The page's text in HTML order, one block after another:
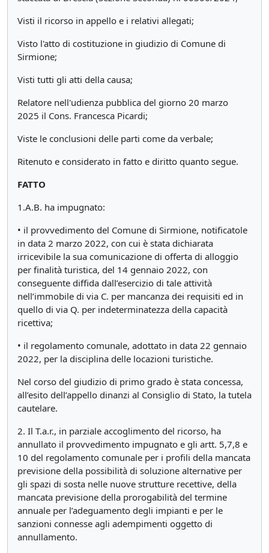
Visti il ricorso in appello e i relativi allegati;
Visto l'atto di costituzione in giudizio di Comune di
Sirmione;
Visti tutti gli atti della causa;
Relatore nell'udienza pubblica del giorno 20 marzo
2025 il Cons. Francesca Picardi;
Viste le conclusioni delle parti come da verbale;
Ritenuto e considerato in fatto e diritto quanto segue.
FATTO
1.A.B. ha impugnato:
• il provvedimento del Comune di Sirmione, notificatole
in data 2 marzo 2022, con cui è stata dichiarata
irricevibile la sua comunicazione di offerta di alloggio
per finalità turistica, del 14 gennaio 2022, con
conseguente diffida dall’esercizio di tale attività
nell’immobile di via C. per mancanza dei requisiti ed in
quello di via Q. per indeterminatezza della capacità
ricettiva;
• il regolamento comunale, adottato in data 22 gennaio
2022, per la disciplina delle locazioni turistiche.
Nel corso del giudizio di primo grado è stata concessa,
all’esito dell’appello dinanzi al Consiglio di Stato, la tutela
cautelare.
2. Il T.a.r., in parziale accoglimento del ricorso, ha
annullato il provvedimento impugnato e gli artt. 5,7,8 e
10 del regolamento comunale per i profili della mancata
previsione della possibilità di soluzione alternative per
gli spazi di sosta nelle nuove strutture recettive, della
mancata previsione della prorogabilità del termine
annuale per l’adeguamento degli impianti e per le
sanzioni connesse agli adempimenti oggetto di
annullamento.